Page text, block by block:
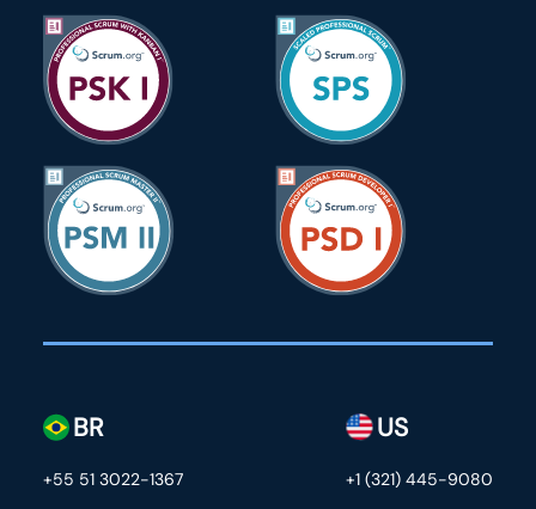
BR
+55 51 3022-1367
US
+1 (321) 445-9080